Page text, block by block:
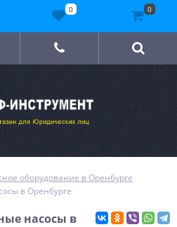
оборудование в Оренбурге
в Оренбурге
насосы в
0 0